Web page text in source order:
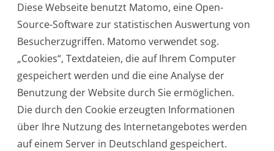
Diese Webseite benutzt Matomo, eine Open-
Source-Software zur statistischen Auswertung von
Besucherzugriffen. Matomo verwendet sog.
„Cookies“, Textdateien, die auf Ihrem Computer
gespeichert werden und die eine Analyse der
Benutzung der Website durch Sie ermöglichen.
Die durch den Cookie erzeugten Informationen
über Ihre Nutzung des Internetangebotes werden
auf einem Server in Deutschland gespeichert.